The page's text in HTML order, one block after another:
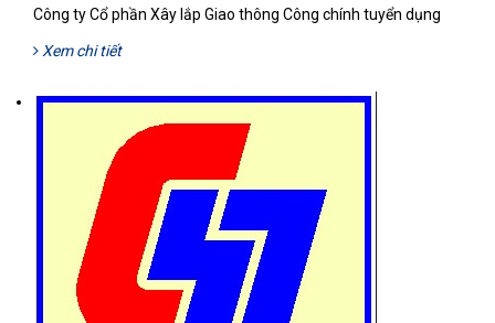
Công ty Cổ phần Xây lắp Giao thông Công chính tuyển dụng
Xem chi tiết